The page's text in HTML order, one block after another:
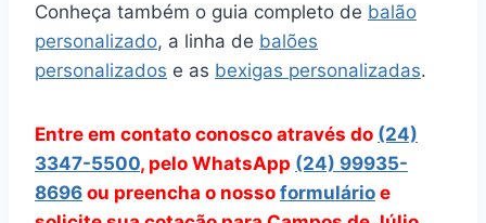
Conheça também o guia completo de balão
personalizado, a linha de balões
personalizados e as bexigas personalizadas.
Entre em contato conosco através do (24)
3347-5500, pelo WhatsApp (24) 99935-
8696 ou preencha o nosso formulário e